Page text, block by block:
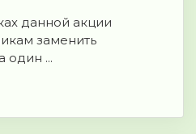
данной акции
заменить
один ...